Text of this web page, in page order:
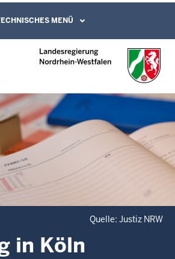
bei dem
Nordrhein-
Tag in Köln
MENÜ
Quelle: Justiz NRW
in Köln